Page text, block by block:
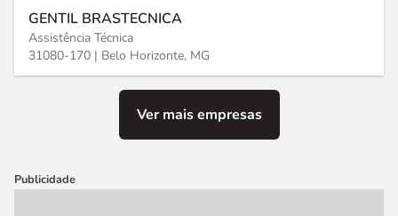
GENTIL BRASTECNICA
Assistência Técnica
31080-170 | Belo Horizonte, MG
Ver mais empresas
Publicidade